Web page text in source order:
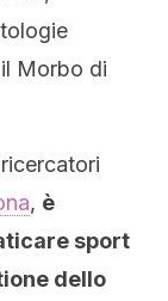
Morbo di
, è
sport
dello